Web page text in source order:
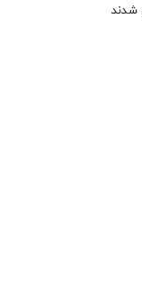
شدند